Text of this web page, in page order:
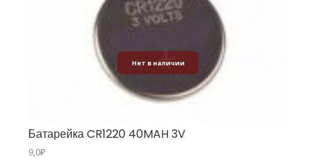
Нет в наличии
Батарейка CR1220 40MAH 3V
9,0₽